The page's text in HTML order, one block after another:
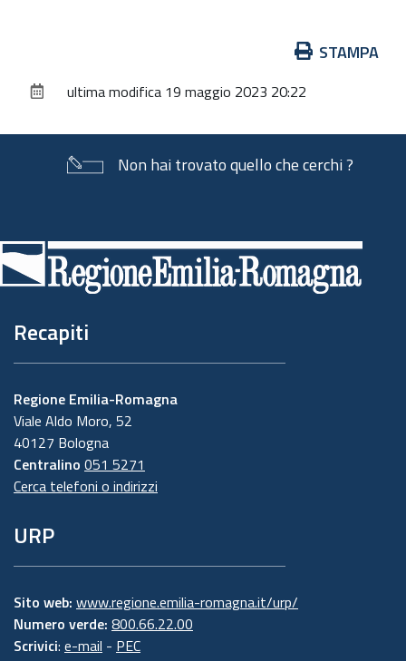
documento
STAMPA
ultima modifica 19 maggio 2023 20:22
Non hai trovato quello che cerchi ?
di
pagina
Recapiti
Regione Emilia-Romagna
Viale Aldo Moro, 52
40127 Bologna
Centralino 051 5271
Cerca telefoni o indirizzi
URP
Sito web: www.regione.emilia-romagna.it/urp/
Numero verde: 800.66.22.00
Scrivici: e-mail - PEC